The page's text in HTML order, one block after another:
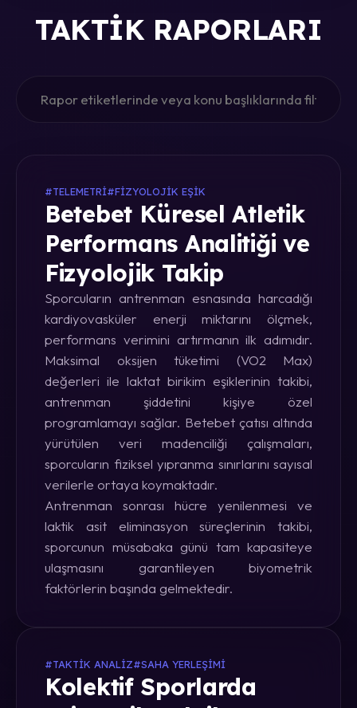
TAKTIK RAPORLARI
#TELEMETRI#FIZYOLOJIK EŞIK
Betebet Küresel Atletik
Performans Analitiği ve
Fizyolojik Takip
Sporcuların antrenman esnasında harcadığı
kardiyovasküler enerji miktarını ölçmek,
performans verimini artırmanın ilk adımıdır.
Maksimal oksijen tüketimi (VO2 Max)
değerleri ile laktat birikim eşiklerinin takibi,
antrenman şiddetini kişiye özel
programlamayı sağlar. Betebet çatısı altında
yürütülen veri madenciliği çalışmaları,
sporcuların fiziksel yıpranma sınırlarını sayısal
verilerle ortaya koymaktadır.
Antrenman sonrası hücre yenilenmesi ve
laktik asit eliminasyon süreçlerinin takibi,
sporcunun müsabaka günü tam kapasiteye
ulaşmasını garantileyen biyometrik
faktörlerin başında gelmektedir.
#TAKTIK ANALIZ#SAHA YERLEŞIMI
Kolektif Sporlarda